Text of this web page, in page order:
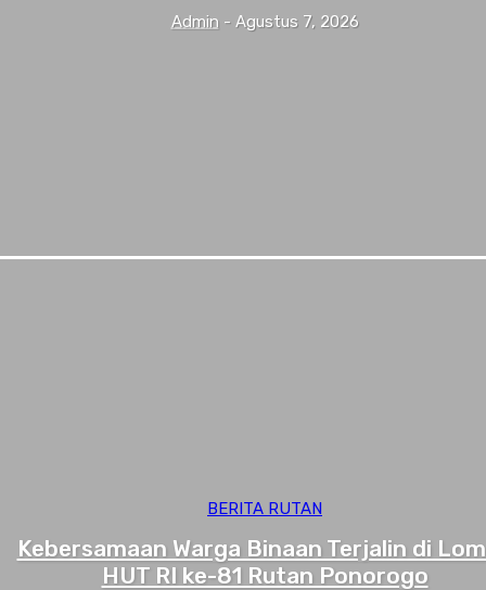
Admin - Agustus 7, 2026
BERITA RUTAN
Kebersamaan Warga Binaan Terjalin di
HUT RI ke-81 Rutan Ponorogo